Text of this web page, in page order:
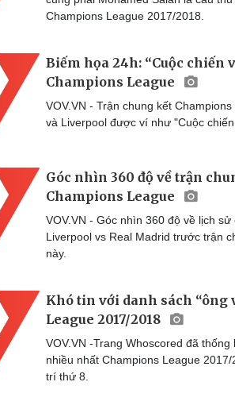
Champions League 2017/2018.
Biếm họa 24h: “Cuộc chiến
Champions League
VOV.VN - Trận chung kết
và Liverpool được ví như "Cuộc
Góc nhìn 360 độ về trận
Champions League
VOV.VN - Góc nhìn 360 độ về lịch
Liverpool vs Real Madrid trước trận
này.
Khó tin với danh sách “ông
League 2017/2018
VOV.VN -Trang Whoscored đã
nhiều nhất Champions League
trí thứ 8.